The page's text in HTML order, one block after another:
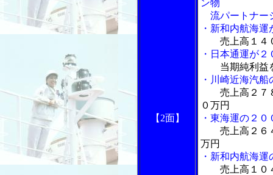
【2面】
ン物
流パートナー
・新和内航海
売上高１４
・日本通運が
当期純利益
・川崎近海汽
売上高２７
０万円
・東海運の２
売上高２６
万円
・新和内航海
売上高１０